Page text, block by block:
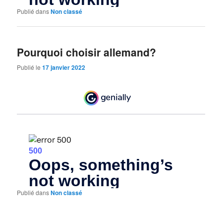
Publié dansNon classé
Pourquoi choisir allemand?
Publié le17 janvier 2022
Publié dansNon classé